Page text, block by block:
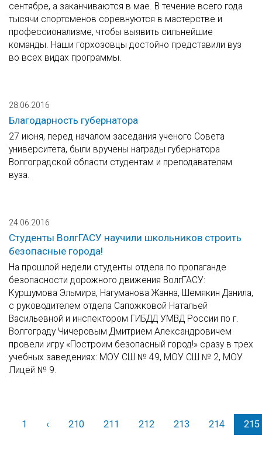
сентябре, а заканчиваются в мае. В течение всего года
тысячи спортсменов соревнуются в мастерстве и
профессионализме, чтобы выявить сильнейшие
команды. Наши горхозовцы достойно представили вуз
во всех видах программы.
28.06.2016
Благодарность губернатора
27 июня, перед началом заседания ученого Совета
университета, были вручены награды губернатора
Волгоградской области студентам и преподавателям
вуза.
24.06.2016
Студенты ВолгГАСУ научили школьников строить
безопасные города!
На прошлой недели студенты отдела по пропаганде
безопасности дорожного движения ВолгГАСУ:
Куршумова Эльмира, Нагуманова Жанна, Шемякин Данила,
с руководителем отдела Сапожковой Натальей
Васильевной и инспектором ГИБДД УМВД России по г.
Волгограду Чичеровым Дмитрием Александровичем
провели игру «Построим безопасный город!» сразу в трех
учебных заведениях: МОУ СШ № 49, МОУ СШ № 2, МОУ
Лицей № 9.
1 ‹Назад210 211 212 213 214 215